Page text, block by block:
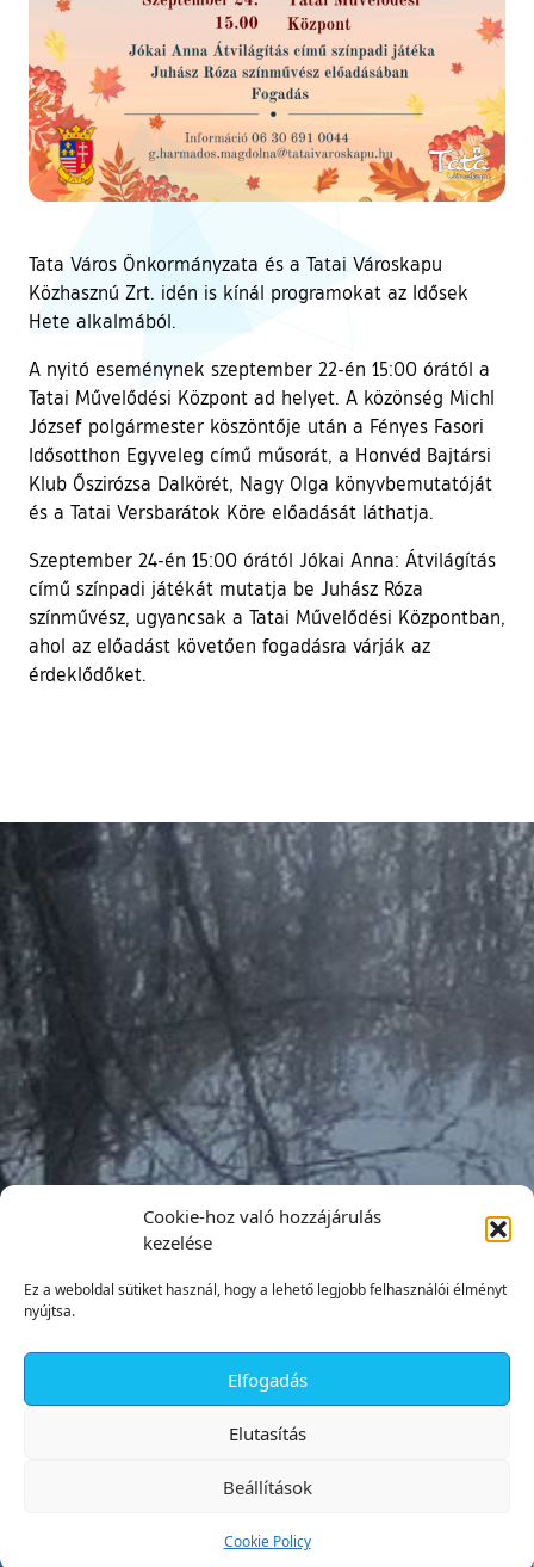
Cookie-hoz való hozzájárulás
kezelése
Ez a weboldal sütiket használ, hogy a lehető legjobb felhasználói élményt
nyújtsa.
Elfogadás
Elutasítás
Beállítások
Cookie Policy
Tata Város Önkormányzata és a Tatai Városkapu
Közhasznú Zrt. idén is kínál programokat az Idősek
Hete alkalmából.
A nyitó eseménynek szeptember 22-én 15:00 órától a
Tatai Művelődési Központ ad helyet. A közönség Michl
József polgármester köszöntője után a Fényes Fasori
Idősotthon Egyveleg című műsorát, a Honvéd Bajtársi
Klub Őszirózsa Dalkörét, Nagy Olga könyvbemutatóját
és a Tatai Versbarátok Köre előadását láthatja.
Szeptember 24-én 15:00 órától Jókai Anna: Átvilágítás
című színpadi játékát mutatja be Juhász Róza
színművész, ugyancsak a Tatai Művelődési Központban,
ahol az előadást követően fogadásra várják az
érdeklődőket.
✕